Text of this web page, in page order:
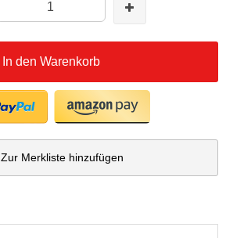
In den Warenkorb
Zur Merkliste hinzufügen